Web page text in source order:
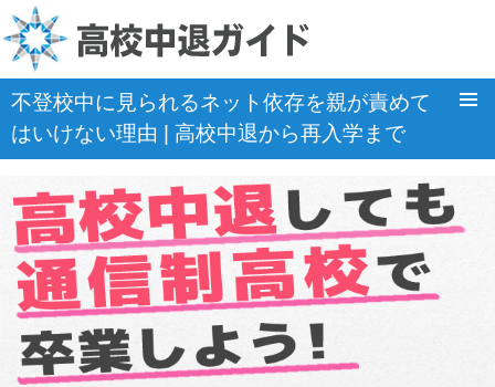
不登校中に見られるネット依存を親が責めて
はいけない理由 | 高校中退から再入学まで
ホーム
卒業出来る通信制高校
高校中退Q&A
「不登校」の関連情報